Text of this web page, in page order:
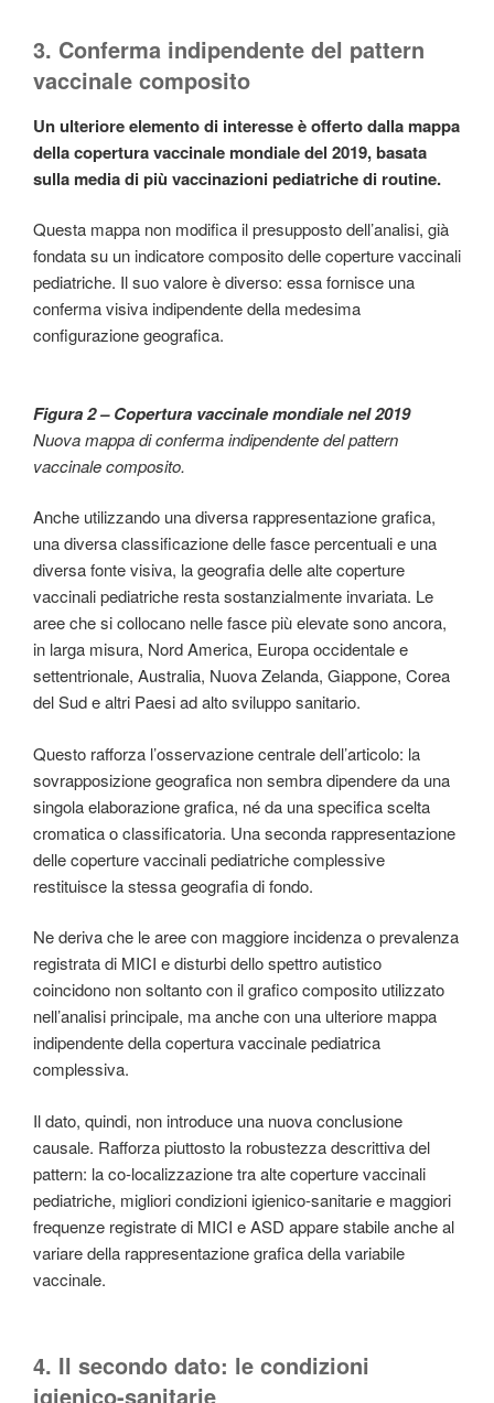
3. Conferma indipendente del pattern
vaccinale composito
Un ulteriore elemento di interesse è offerto dalla mappa
della copertura vaccinale mondiale del 2019, basata
sulla media di più vaccinazioni pediatriche di routine.
Questa mappa non modifica il presupposto dell’analisi, già
fondata su un indicatore composito delle coperture vaccinali
pediatriche. Il suo valore è diverso: essa fornisce una
conferma visiva indipendente della medesima
configurazione geografica.
Figura 2 – Copertura vaccinale mondiale nel 2019
Nuova mappa di conferma indipendente del pattern
vaccinale composito.
Anche utilizzando una diversa rappresentazione grafica,
una diversa classificazione delle fasce percentuali e una
diversa fonte visiva, la geografia delle alte coperture
vaccinali pediatriche resta sostanzialmente invariata. Le
aree che si collocano nelle fasce più elevate sono ancora,
in larga misura, Nord America, Europa occidentale e
settentrionale, Australia, Nuova Zelanda, Giappone, Corea
del Sud e altri Paesi ad alto sviluppo sanitario.
Questo rafforza l’osservazione centrale dell’articolo: la
sovrapposizione geografica non sembra dipendere da una
singola elaborazione grafica, né da una specifica scelta
cromatica o classificatoria. Una seconda rappresentazione
delle coperture vaccinali pediatriche complessive
restituisce la stessa geografia di fondo.
Ne deriva che le aree con maggiore incidenza o prevalenza
registrata di MICI e disturbi dello spettro autistico
coincidono non soltanto con il grafico composito utilizzato
nell’analisi principale, ma anche con una ulteriore mappa
indipendente della copertura vaccinale pediatrica
complessiva.
Il dato, quindi, non introduce una nuova conclusione
causale. Rafforza piuttosto la robustezza descrittiva del
pattern: la co-localizzazione tra alte coperture vaccinali
pediatriche, migliori condizioni igienico-sanitarie e maggiori
frequenze registrate di MICI e ASD appare stabile anche al
variare della rappresentazione grafica della variabile
vaccinale.
4. Il secondo dato: le condizioni
igienico-sanitarie